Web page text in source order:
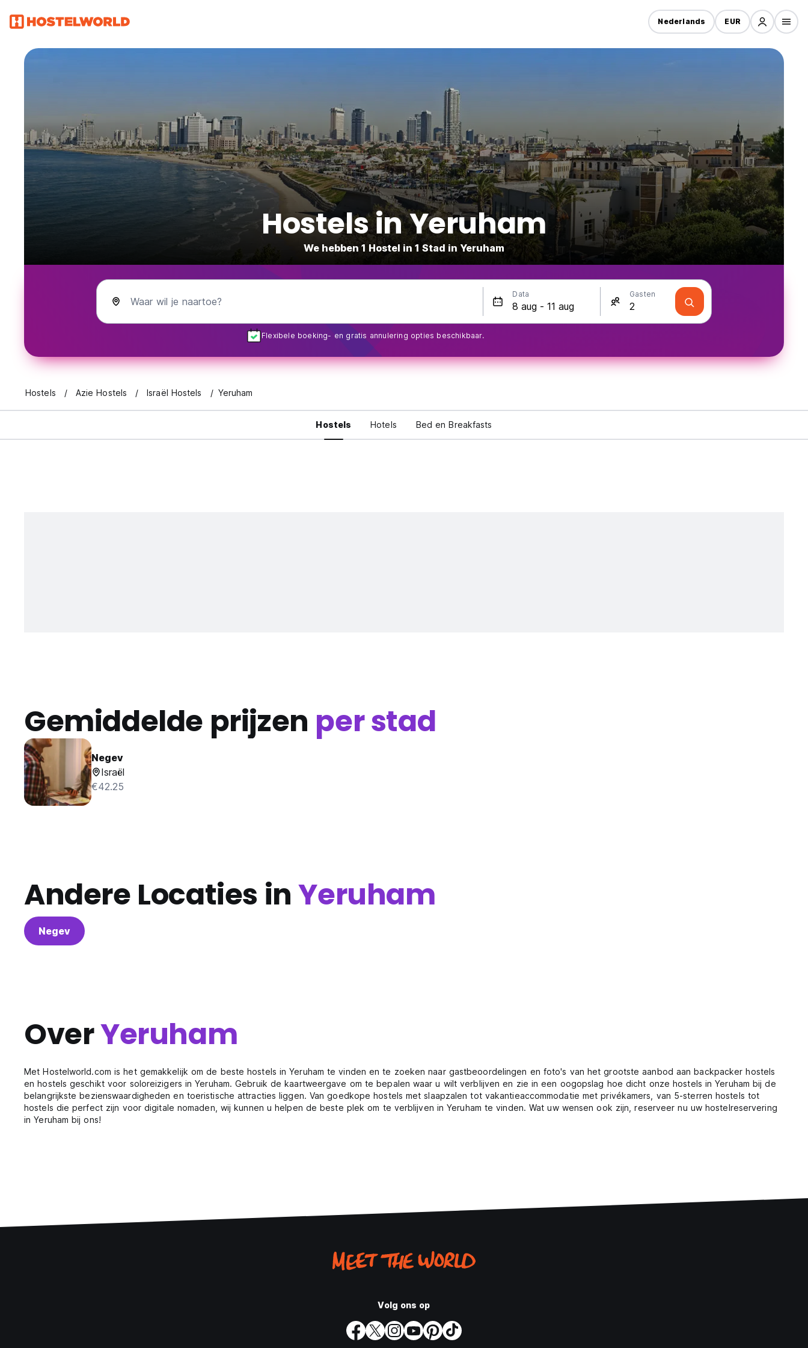
Nederlands EUR
Hostels in Yeruham
We hebben 1 Hostel in 1 Stad in Yeruham
Waar wil je naartoe?
Data Gasten
Flexibele boeking- en gratis annulering opties beschikbaar.
Hostels Azie Hostels Israël Hostels Yeruham
Hostels Hotels Bed en Breakfasts
Gemiddelde prijzen per stad
Negev
Israël
€42.25
Andere Locaties inYeruham
Negev
OverYeruham
Met Hostelworld.com is het gemakkelijk om de beste hostels in Yeruham te vinden en te zoeken naar gastbeoordelingen en foto's van het grootste aanbod aan backpacker hostels
en hostels geschikt voor soloreizigers in Yeruham. Gebruik de kaartweergave om te bepalen waar u wilt verblijven en zie in een oogopslag hoe dicht onze hostels in Yeruham bij de
belangrijkste bezienswaardigheden en toeristische attracties liggen. Van goedkope hostels met slaapzalen tot vakantieaccommodatie met privékamers, van 5-sterren hostels tot
hostels die perfect zijn voor digitale nomaden, wij kunnen u helpen de beste plek om te verblijven in Yeruham te vinden. Wat uw wensen ook zijn, reserveer nu uw hostelreservering
in Yeruham bij ons!
Volg ons op